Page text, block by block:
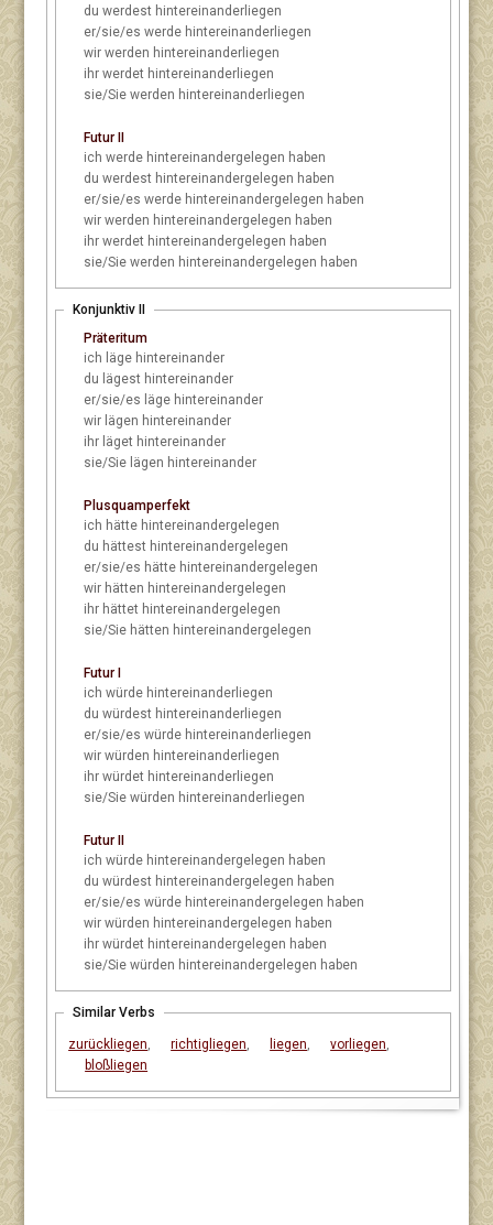
du werdest hintereinanderliegen
er/sie/es werde hintereinanderliegen
wir werden hintereinanderliegen
ihr werdet hintereinanderliegen
sie/Sie werden hintereinanderliegen
Futur II
ich
werde hintereinandergelegen haben
du
werdest hintereinandergelegen haben
er/sie/es
werde hintereinandergelegen haben
wir
werden hintereinandergelegen haben
ihr
werdet hintereinandergelegen haben
sie/Sie
werden hintereinandergelegen haben
Konjunktiv II
Präteritum
ich läge hintereinander
du lägest hintereinander
er/sie/es läge hintereinander
wir lägen hintereinander
ihr läget hintereinander
sie/Sie lägen hintereinander
Plusquamperfekt
ich hätte hintereinandergelegen
du hättest hintereinandergelegen
er/sie/es hätte hintereinandergelegen
wir hätten hintereinandergelegen
ihr hättet hintereinandergelegen
sie/Sie hätten hintereinandergelegen
Futur I
ich würde hintereinanderliegen
du würdest hintereinanderliegen
er/sie/es würde hintereinanderliegen
wir würden hintereinanderliegen
ihr würdet hintereinanderliegen
sie/Sie würden hintereinanderliegen
Futur II
ich
würde hintereinandergelegen haben
du
würdest hintereinandergelegen haben
er/sie/es
würde hintereinandergelegen haben
wir
würden hintereinandergelegen haben
ihr
würdet hintereinandergelegen haben
sie/Sie
würden hintereinandergelegen haben
Similar Verbs
zurückliegen, richtigliegen, liegen, vorliegen,
bloßliegen